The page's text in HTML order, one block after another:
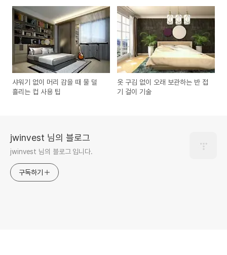
샤워기 없이 머리 감을 때 물 덜
흘리는 컵 사용 팁
옷 구김 없이 오래 보관하는 반 접
기 걸이 기술
jwinvest 님의 블로그
jwinvest 님의 블로그 입니다.
구독하기